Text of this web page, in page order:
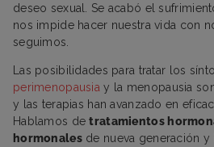
deseo sexual. Se acabó el
nos impide hacer nuestra vida con
seguimos.
Las posibilidades para tratar los
perimenopausia y la menopausia
y las terapias han avanzado en
Hablamos detratamientos
hormonalesde nueva generación y